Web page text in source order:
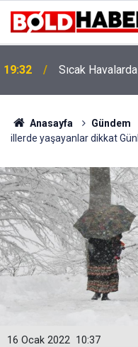
19:32 Sıcak
Anasayfa Gündem
illerde yaşayanlar dikkat
10:37
16 Ocak 2022